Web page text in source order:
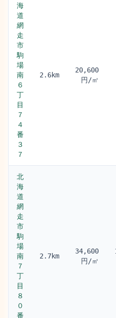
海
道
網
走
市
駒
場
南
６
丁
目
７
４
番
３
７
2.6km
20,600
円/㎡
北
海
道
網
走
市
駒
場
南
７
丁
目
８
０
番
2.7km
34,600
円/㎡